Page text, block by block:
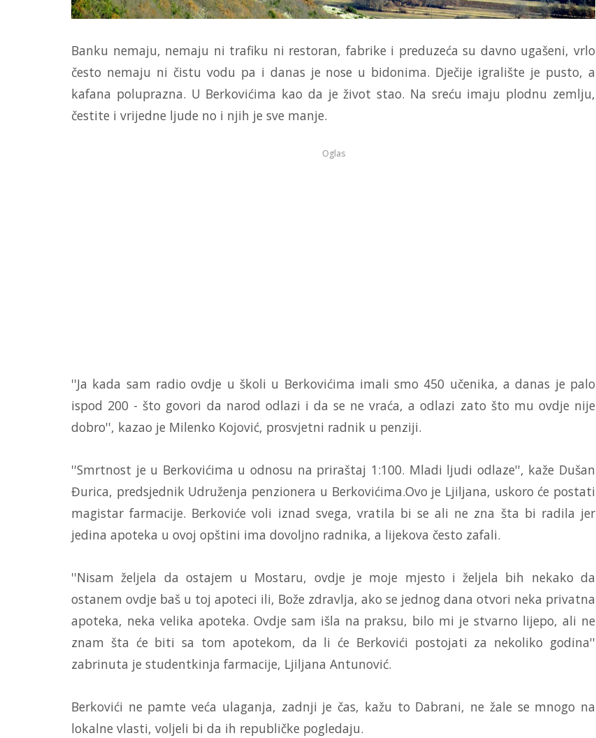
Banku nemaju, nemaju ni trafiku ni restoran, fabrike i preduzeća su davno ugašeni, vrlo
često nemaju ni čistu vodu pa i danas je nose u bidonima. Dječije igralište je pusto, a
kafana poluprazna. U Berkovićima kao da je život stao. Na sreću imaju plodnu zemlju,
čestite i vrijedne ljude no i njih je sve manje.
Oglas
''Ja kada sam radio ovdje u školi u Berkovićima imali smo 450 učenika, a danas je palo
ispod 200 - što govori da narod odlazi i da se ne vraća, a odlazi zato što mu ovdje nije
dobro'', kazao je Milenko Kojović, prosvjetni radnik u penziji.
''Smrtnost je u Berkovićima u odnosu na priraštaj 1:100. Mladi ljudi odlaze'', kaže Dušan
Đurica, predsjednik Udruženja penzionera u Berkovićima.Ovo je Ljiljana, uskoro će postati
magistar farmacije. Berkoviće voli iznad svega, vratila bi se ali ne zna šta bi radila jer
jedina apoteka u ovoj opštini ima dovoljno radnika, a lijekova često zafali.
''Nisam željela da ostajem u Mostaru, ovdje je moje mjesto i željela bih nekako da
ostanem ovdje baš u toj apoteci ili, Bože zdravlja, ako se jednog dana otvori neka privatna
apoteka, neka velika apoteka. Ovdje sam išla na praksu, bilo mi je stvarno lijepo, ali ne
znam šta će biti sa tom apotekom, da li će Berkovići postojati za nekoliko godina''
zabrinuta je studentkinja farmacije, Ljiljana Antunović.
Berkovići ne pamte veća ulaganja, zadnji je čas, kažu to Dabrani, ne žale se mnogo na
lokalne vlasti, voljeli bi da ih republičke pogledaju.